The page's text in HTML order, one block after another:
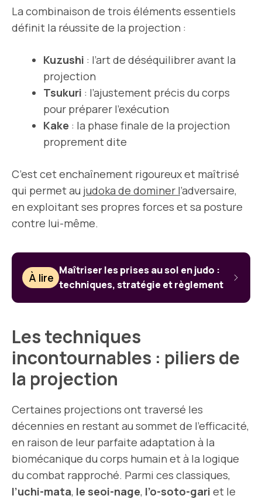
La combinaison de trois éléments essentiels
définit la réussite de la projection :
Kuzushi : l’art de déséquilibrer avant la
projection
Tsukuri : l’ajustement précis du corps
pour préparer l’exécution
Kake : la phase finale de la projection
proprement dite
C’est cet enchaînement rigoureux et maîtrisé
qui permet au judoka de dominer l’adversaire,
en exploitant ses propres forces et sa posture
contre lui-même.
À lire
Maîtriser les prises au sol en judo :
techniques, stratégie et règlement
Les techniques
incontournables : piliers de
la projection
Certaines projections ont traversé les
décennies en restant au sommet de l’efficacité,
en raison de leur parfaite adaptation à la
biomécanique du corps humain et à la logique
du combat rapproché. Parmi ces classiques,
l’uchi-mata, le seoi-nage, l’o-soto-gari et le